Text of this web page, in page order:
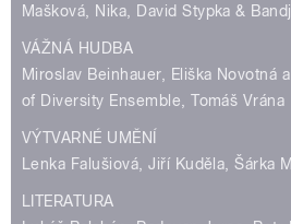
Mašková, Nika, David Stypka &
VÁŽNÁ HUDBA
Miroslav Beinhauer, Eliška Novotná
of Diversity Ensemble, Tomáš Vrána
VÝTVARNÉ UMĚNÍ
Lenka Falušiová, Jiří Kuděla, Šárka
LITERATURA